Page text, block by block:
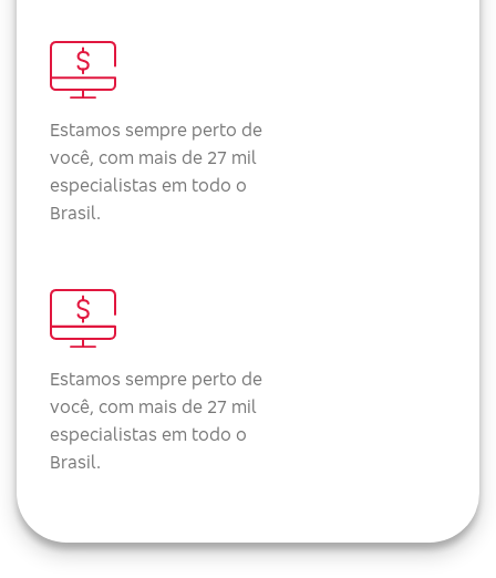
Estamos sempre perto de
você, com mais de 27 mil
especialistas em todo o
Brasil.
Estamos sempre perto de
você, com mais de 27 mil
especialistas em todo o
Brasil.